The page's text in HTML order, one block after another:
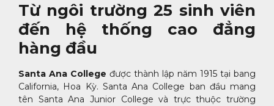
Từ ngôi trường 25 sinh viên
đến hệ thống cao đẳng
hàng đầu
Santa Ana College được thành lập năm 1915 tại bang
California, Hoa Kỳ. Santa Ana College ban đầu mang
tên Santa Ana Junior College và trực thuộc trường